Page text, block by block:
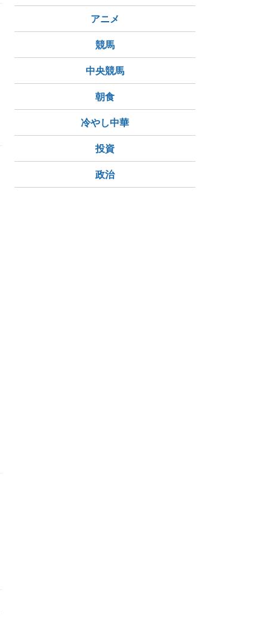
アニメ
競馬
中央競馬
朝食
冷やし中華
投資
政治